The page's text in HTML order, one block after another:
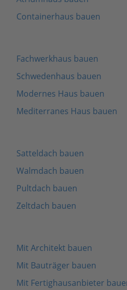
Containerhaus bauen
Fachwerkhaus bauen
Schwedenhaus bauen
Modernes Haus bauen
Mediterranes Haus bauen
Satteldach bauen
Walmdach bauen
Pultdach bauen
Zeltdach bauen
Mit Architekt bauen
Mit Bauträger bauen
Mit Fertighausanbieter